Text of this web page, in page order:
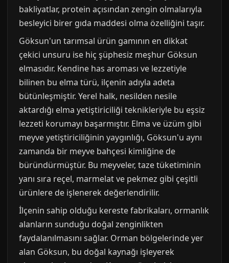
bakliyatlar, protein açısından zengin olmalarıyla
besleyici birer gıda maddesi olma özelliğini taşır.
Göksun'un tarımsal ürün gamının en dikkat
çekici unsuru ise hiç şüphesiz meşhur Göksun
elmasıdır. Kendine has aroması ve lezzetiyle
bilinen bu elma türü, ilçenin adıyla adeta
bütünleşmiştir. Yerel halk, nesilden nesile
aktardığı elma yetiştiriciliği teknikleriyle bu eşsiz
lezzeti korumayı başarmıştır. Elma ve üzüm gibi
meyve yetiştiriciliğinin yaygınlığı, Göksun'u aynı
zamanda bir meyve bahçesi kimliğine de
büründürmüştür. Bu meyveler, taze tüketiminin
yanı sıra reçel, marmelat ve pekmez gibi çeşitli
ürünlere de işlenerek değerlendirilir.
İlçenin sahip olduğu kereste fabrikaları, ormanlık
alanların sunduğu doğal zenginlikten
faydalanılmasını sağlar. Orman bölgelerinde yer
alan Göksun, bu doğal kaynağı işleyerek